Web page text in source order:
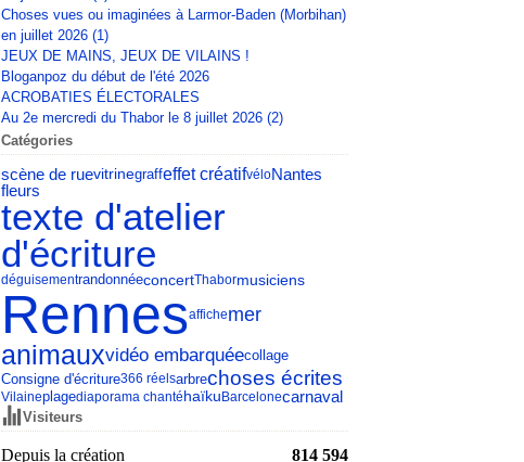
Choses vues ou imaginées à Larmor-Baden (Morbihan)
en juillet 2026 (1)
JEUX DE MAINS, JEUX DE VILAINS !
Bloganpoz du début de l'été 2026
ACROBATIES ÉLECTORALES
Au 2e mercredi du Thabor le 8 juillet 2026 (2)
Catégories
scène de ruevitrinegraffeffet créatifvéloNantes
fleurs
texte d'atelier
d'écriture
déguisementrandonnéeconcertThabormusiciens
Rennesaffichemer
animauxvidéo embarquéecollage
Consigne d'écriture366 réelsarbrechoses écrites
Vilaineplagediaporama chanté haïkuBarcelonecarnaval
Visiteurs
Depuis la création
814 594